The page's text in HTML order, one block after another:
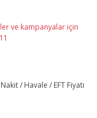
ve kampanyalar için
/ Havale / EFT Fiyatı